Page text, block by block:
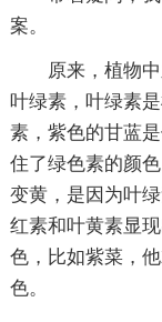
案。
原来，植物
叶绿素，叶绿素
素，紫色的甘蓝
住了绿色素的颜
变黄，是因为叶
红素和叶黄素显
色，比如紫菜，
色。